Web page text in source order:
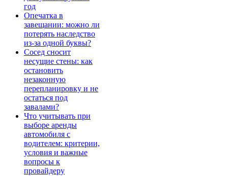
год
Опечатка в
завещании: можно ли
потерять наследство
из-за одной буквы?
Сосед сносит
несущие стены: как
остановить
незаконную
перепланировку и не
остаться под
завалами?
Что учитывать при
выборе аренды
автомобиля с
водителем: критерии,
условия и важные
вопросы к
провайдеру